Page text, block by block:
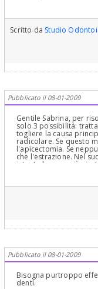
Scritto da Studio
Pubblicato il 08-01-2009
Gentile Sabrina, per
solo 3 possibilità:
togliere la causa
radicolare. Se questo
l'apicectomia. Se
che l'estrazione. Nel
intanto la cosa più
clinici sull'argomento
Pubblicato il 08-01-2009
Bisogna purtroppo
denti.